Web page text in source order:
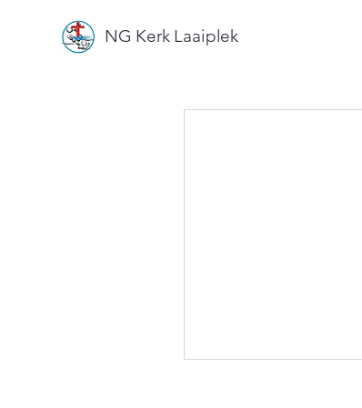
NG Kerk Laaiplek